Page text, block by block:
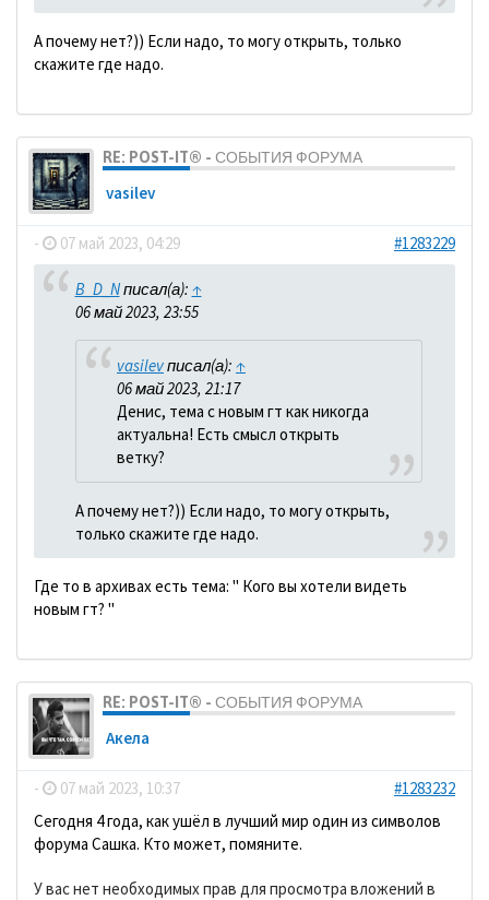
А почему нет?)) Если надо, то могу открыть, только
скажите где надо.
RE: POST-IT® - СОБЫТИЯ ФОРУМА
vasilev
- 07 май 2023, 04:29 #1283229
B_D_Nписал(а): ↑
06 май 2023, 23:55
vasilevписал(а): ↑
06 май 2023, 21:17
Денис, тема с новым гт как никогда
актуальна! Есть смысл открыть
ветку?
А почему нет?)) Если надо, то могу открыть,
только скажите где надо.
Где то в архивах есть тема: " Кого вы хотели видеть
новым гт? "
RE: POST-IT® - СОБЫТИЯ ФОРУМА
Акела
- 07 май 2023, 10:37
#1283232
Сегодня 4 года, как ушёл в лучший мир один из символов
форума Сашка. Кто может, помяните.
У вас нет необходимых прав для просмотра вложений в